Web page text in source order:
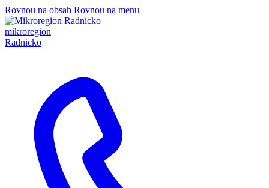
Rovnou na obsah Rovnou na menu
mikroregion
Radnicko